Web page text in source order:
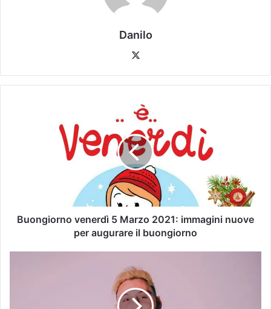
Danilo
Buongiorno venerdì 5 Marzo 2021: immagini nuove
per augurare il buongiorno